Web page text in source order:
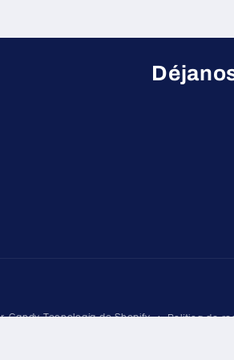
Candy Tecnología de Shopify Política de